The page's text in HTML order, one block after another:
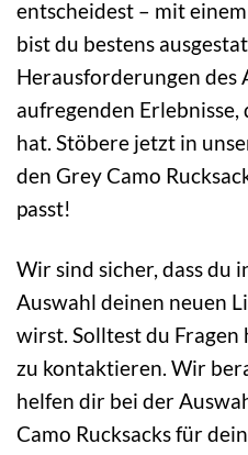
entscheidest – mit
bist du bestens
Herausforderungen des
aufregenden Erlebnisse,
hat. Stöbere jetzt in
den Grey Camo
passt!
Wir sind sicher, dass du
Auswahl deinen neuen
wirst. Solltest du Fragen
zu kontaktieren. Wir
helfen dir bei der
Camo Rucksacks für